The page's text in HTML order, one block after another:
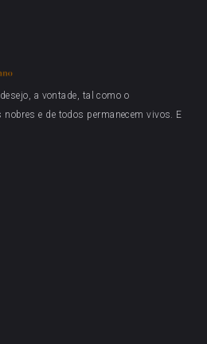
a vontade, tal como o
e de todos permanecem vivos. E